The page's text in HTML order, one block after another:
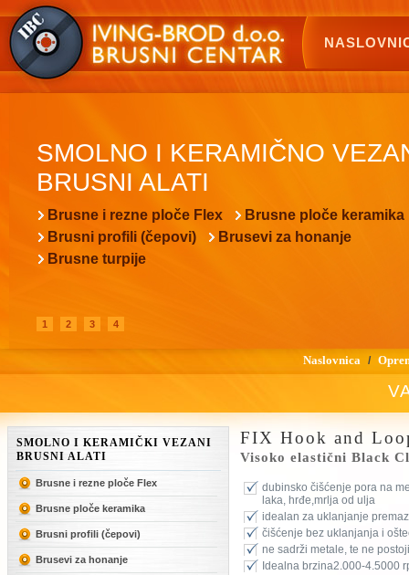
SMOLNO I KERAMIČNO
BRUSNI ALATI
Brusne i rezne ploče Flex
Brusne ploče keramika
Brusni profili (čepovi)
Brusevi za honanje
Brusne turpije
1 2 3 4
SMOLNO I KERAMIČKI VEZANI
BRUSNI ALATI
Brusne i rezne ploče Flex
Brusne ploče keramika
Brusni profili (čepovi)
Brusevi za honanje
Naslovnica /
FIX Hook and
Visoko elastični Black
dubinsko čišćenje pora na
laka, hrđe,mrlja od ulja
idealan za uklanjanje
čišćenje bez uklanjanja i
ne sadrži metale, te ne
Idealna brzina2.000-4.5000